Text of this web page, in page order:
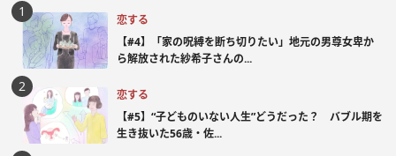
恋する
【#4】「家の呪縛を断ち切りたい」地元の男尊女卑か
ら解放された紗希子さんの...
恋する
【#5】“子どものいない人生”どうだった？ バブル期を
生き抜いた56歳・佐...